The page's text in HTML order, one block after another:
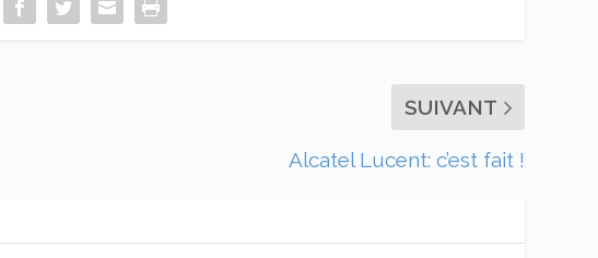
SUIVANT
Alcatel Lucent: c’est fait !